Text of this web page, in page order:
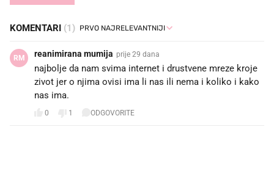
KOMENTARI (1)
RM reanimirana mumija prije 29 dana
najbolje da nam svima internet i drustvene mreze kroje
zivot jer o njima ovisi ima li nas ili nema i koliko i kako
nas ima.
0 1 ODGOVORITE